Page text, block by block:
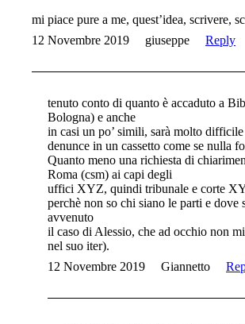
mi piace pure a me, quest’idea, scrivere,
12 Novembre 2019
giuseppe Reply
tenuto conto di quanto è accaduto a
Bologna) e anche
in casi un po’ simili, sarà molto
denunce in un cassetto come se nulla
Quanto meno una richiesta di
Roma (csm) ai capi degli
uffici XYZ, quindi tribunale e corte
perchè non so chi siano le parti e dove
avvenuto
il caso di Alessio, che ad occhio non
nel suo iter).
12 Novembre 2019
Giannetto